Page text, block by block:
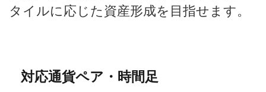
タイルに応じた資産形成を目指せます。
対応通貨ペア・時間足